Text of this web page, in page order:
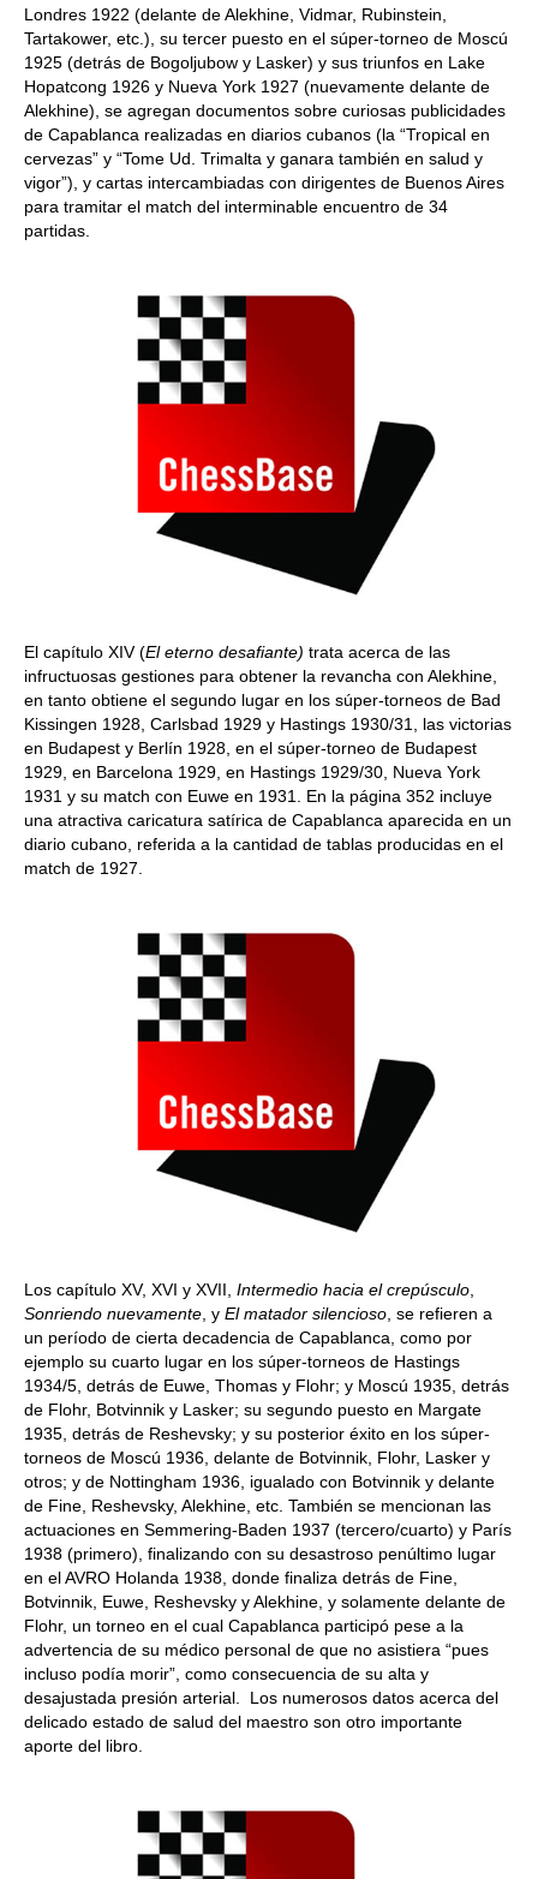
Londres 1922 (delante de Alekhine, Vidmar, Rubinstein,
Tartakower, etc.), su tercer puesto en el súper-torneo de Moscú
1925 (detrás de Bogoljubow y Lasker) y sus triunfos en Lake
Hopatcong 1926 y Nueva York 1927 (nuevamente delante de
Alekhine), se agregan documentos sobre curiosas publicidades
de Capablanca realizadas en diarios cubanos (la “Tropical en
cervezas” y “Tome Ud. Trimalta y ganara también en salud y
vigor”), y cartas intercambiadas con dirigentes de Buenos Aires
para tramitar el match del interminable encuentro de 34
partidas.
El capítulo XIV (El eterno desafiante) trata acerca de las
infructuosas gestiones para obtener la revancha con Alekhine,
en tanto obtiene el segundo lugar en los súper-torneos de Bad
Kissingen 1928, Carlsbad 1929 y Hastings 1930/31, las victorias
en Budapest y Berlín 1928, en el súper-torneo de Budapest
1929, en Barcelona 1929, en Hastings 1929/30, Nueva York
1931 y su match con Euwe en 1931. En la página 352 incluye
una atractiva caricatura satírica de Capablanca aparecida en un
diario cubano, referida a la cantidad de tablas producidas en el
match de 1927.
Los capítulo XV, XVI y XVII, Intermedio hacia el crepúsculo
Sonriendo nuevamente , y El matador silencioso , se refieren a
un período de cierta decadencia de Capablanca, como por
ejemplo su cuarto lugar en los súper-torneos de Hastings
1934/5, detrás de Euwe, Thomas y Flohr; y Moscú 1935, detrás
de Flohr, Botvinnik y Lasker; su segundo puesto en Margate
1935, detrás de Reshevsky; y su posterior éxito en los súper-
torneos de Moscú 1936, delante de Botvinnik, Flohr, Lasker y
otros; y de Nottingham 1936, igualado con Botvinnik y delante
de Fine, Reshevsky, Alekhine, etc. También se mencionan las
actuaciones en Semmering-Baden 1937 (tercero/cuarto) y París
1938 (primero), finalizando con su desastroso penúltimo lugar
en el AVRO Holanda 1938, donde finaliza detrás de Fine,
Botvinnik, Euwe, Reshevsky y Alekhine, y solamente delante de
Flohr, un torneo en el cual Capablanca participó pese a la
advertencia de su médico personal de que no asistiera “pues
incluso podía morir”, como consecuencia de su alta y
desajustada presión arterial. Los numerosos datos acerca del
delicado estado de salud del maestro son otro importante
aporte del libro.